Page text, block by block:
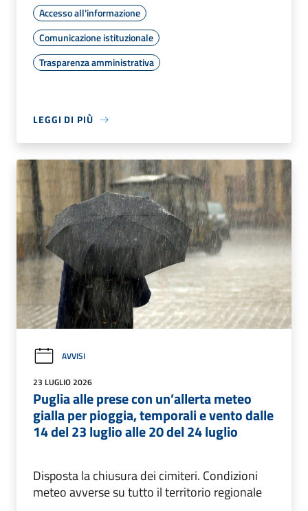
Accesso all'informazione
Comunicazione istituzionale
Trasparenza amministrativa
LEGGI DI PIÙ
AVVISI
23 LUGLIO 2026
Puglia alle prese con un’allerta meteo
gialla per pioggia, temporali e vento dalle
14 del 23 luglio alle 20 del 24 luglio
Disposta la chiusura dei cimiteri. Condizioni
meteo avverse su tutto il territorio regionale